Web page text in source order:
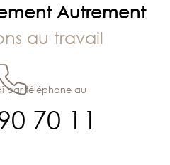
Autrement
au travail
70 11
par téléphone au